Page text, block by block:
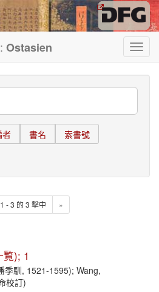
Ostasien
者 書名 索書號
1 - 3 的 3 擊中 »
); 1
季馴, 1521-1595); Wang,
校訂)